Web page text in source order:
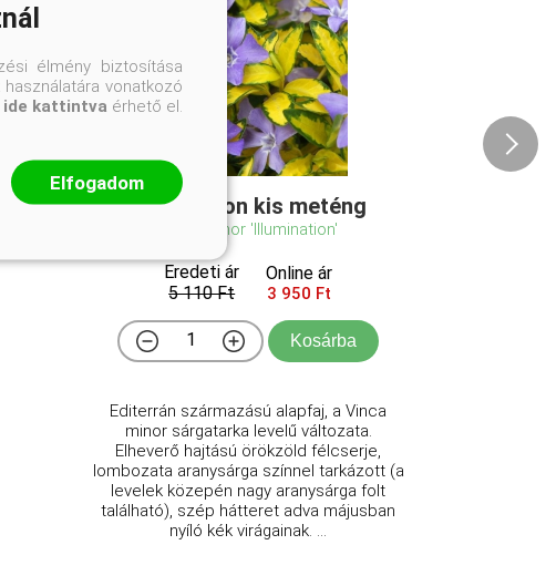
Illumination kis meténg
Vinca minor 'Illumination'
Eredeti ár
5 110 Ft
Online ár
3 950 Ft
Kosárba
Editerrán származású alapfaj, a Vinca
minor sárgatarka levelű változata.
Elheverő hajtású örökzöld félcserje,
lombozata aranysárga színnel tarkázott (a
levelek közepén nagy aranysárga folt
található), szép hátteret adva májusban
nyíló kék virágainak. ...
élmény biztosítása
vonatkozó
ide kattintva érhető el.
Elfogadom